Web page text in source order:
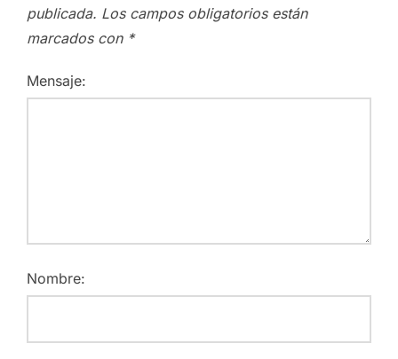
publicada. Los campos obligatorios están
marcados con *
Mensaje:
Nombre: